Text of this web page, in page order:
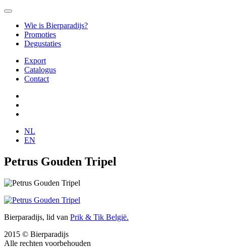
Wie is Bierparadijs?
Promoties
Degustaties
Export
Catalogus
Contact
NL
EN
Petrus Gouden Tripel
Bierparadijs, lid van Prik & Tik België.
2015 © Bierparadijs
Alle rechten voorbehouden